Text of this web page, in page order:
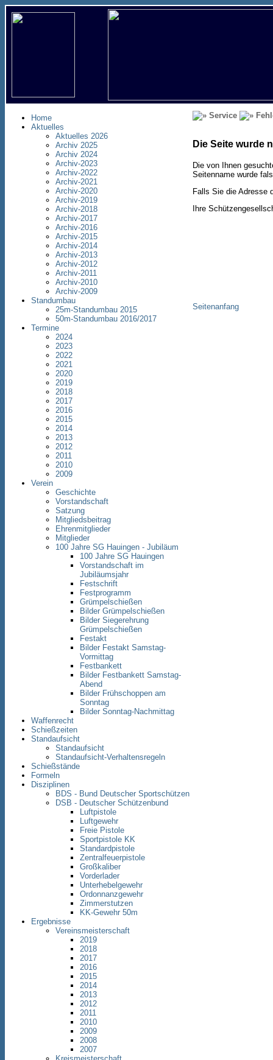
Home
Aktuelles
Aktuelles 2026
Archiv 2025
Archiv 2024
Archiv-2023
Archiv-2022
Archiv-2021
Archiv-2020
Archiv-2019
Archiv-2018
Archiv-2017
Archiv-2016
Archiv-2015
Archiv-2014
Archiv-2013
Archiv-2012
Archiv-2011
Archiv-2010
Archiv-2009
Standumbau
25m-Standumbau 2015
50m-Standumbau 2016/2017
Termine
2024
2023
2022
2021
2020
2019
2018
2017
2016
2015
2014
2013
2012
2011
2010
2009
Verein
Geschichte
Vorstandschaft
Satzung
Mitgliedsbeitrag
Ehrenmitglieder
Mitglieder
100 Jahre SG Hauingen - Jubiläum
100 Jahre SG Hauingen
Vorstandschaft im
Jubiläumsjahr
Festschrift
Festprogramm
Grümpelschießen
Bilder Grümpelschießen
Bilder Siegerehrung
Grümpelschießen
Festakt
Bilder Festakt Samstag-
Vormittag
Festbankett
Bilder Festbankett Samstag-
Abend
Bilder Frühschoppen am
Sonntag
Bilder Sonntag-Nachmittag
Waffenrecht
Schießzeiten
Standaufsicht
Standaufsicht
Standaufsicht-Verhaltensregeln
Schießstände
Formeln
Disziplinen
BDS - Bund Deutscher Sportschützen
DSB - Deutscher Schützenbund
Luftpistole
Luftgewehr
Freie Pistole
Sportpistole KK
Standardpistole
Zentralfeuerpistole
Großkaliber
Vorderlader
Unterhebelgewehr
Ordonnanzgewehr
Zimmerstutzen
KK-Gewehr 50m
Ergebnisse
Vereinsmeisterschaft
2019
2018
2017
2016
2015
2014
2013
2012
2011
2010
2009
2008
2007
Service
Die Seite wurde
Die von Ihnen
Seitenname wurde
Falls Sie die Adresse
Ihre
Seitenanfang